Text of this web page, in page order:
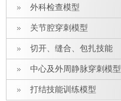
外科检查模型
关节腔穿刺模型
切开、缝合、包扎技能
中心及外周静脉穿刺模型
打结技能训练模型